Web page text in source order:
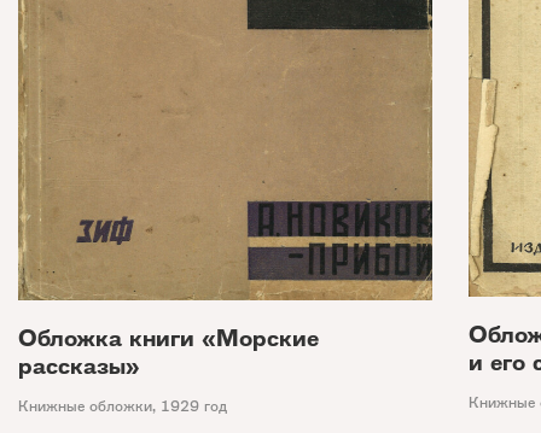
Обложка книги «Морские
рассказы»
Книжные обложки, 1929 год
и его
Книжные